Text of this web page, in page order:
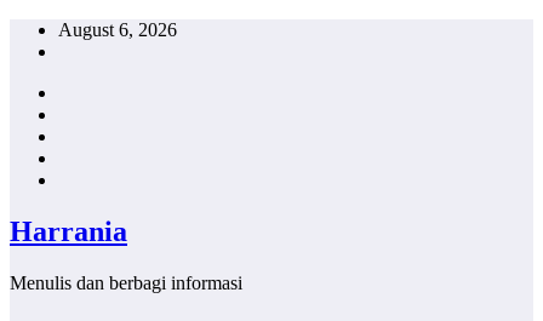
Skip
August 6, 2026
Harrania
Menulis dan berbagi informasi